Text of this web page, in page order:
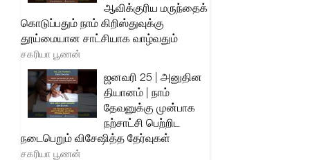
ஆவிக்குரிய மருந்தைக்
கொடுப்பதும் நாம் கிறிஸ்துவுக்கு
தூய்மையான சாட்சியாக வாழ்வதும்
சகரியா பூணன்
ஜனவரி 25 | அனுதின
தியானம் | நாம்
தேவனுக்கு முன்பாக
நற்சாட்சி பெற்றிட
நடைபெறும் விசேஷித்த தேர்வுகள்
சகரியா பூணன்